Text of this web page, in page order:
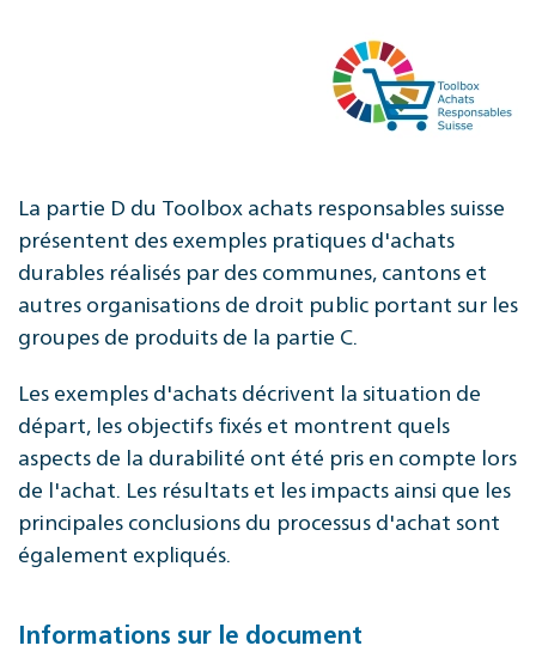
La partie D du Toolbox achats responsables suisse
présentent des exemples pratiques d'achats
durables réalisés par des communes, cantons et
autres organisations de droit public portant sur les
groupes de produits de la partie C.
Les exemples d'achats décrivent la situation de
départ, les objectifs fixés et montrent quels
aspects de la durabilité ont été pris en compte lors
de l'achat. Les résultats et les impacts ainsi que les
principales conclusions du processus d'achat sont
également expliqués.
Informations sur le document